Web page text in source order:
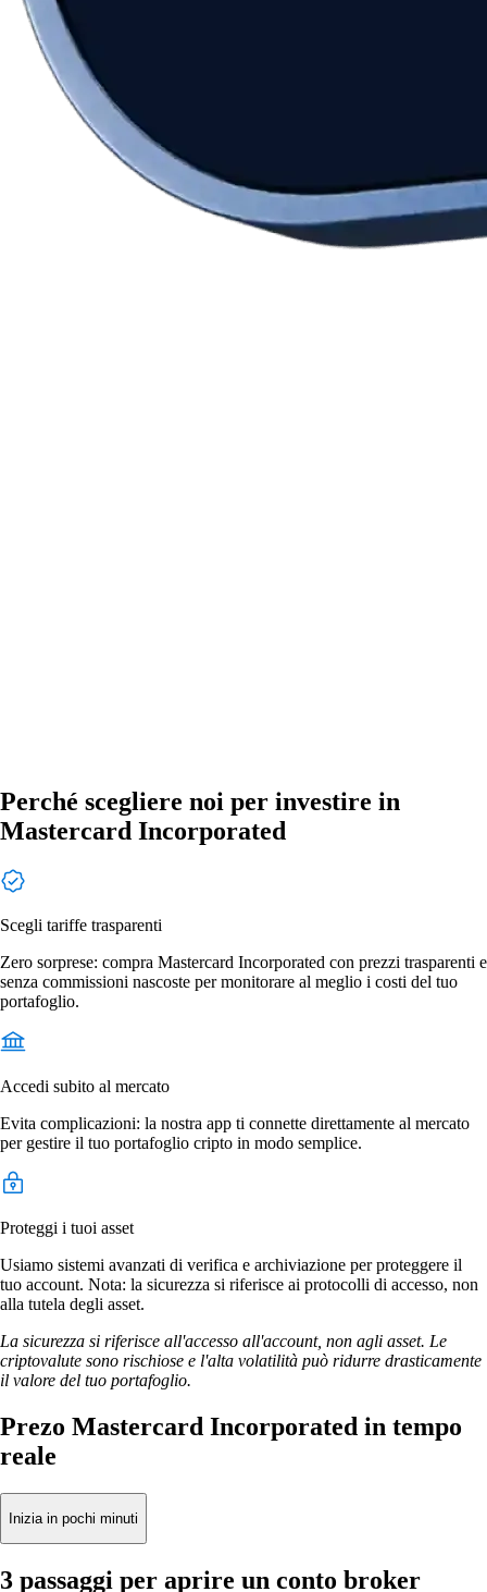
Perché scegliere noi per investire in
Mastercard Incorporated
Scegli tariffe trasparenti
Zero sorprese: compra Mastercard Incorporated con prezzi trasparenti e
senza commissioni nascoste per monitorare al meglio i costi del tuo
portafoglio.
Accedi subito al mercato
Evita complicazioni: la nostra app ti connette direttamente al mercato
per gestire il tuo portafoglio cripto in modo semplice.
Proteggi i tuoi asset
Usiamo sistemi avanzati di verifica e archiviazione per proteggere il
tuo account. Nota: la sicurezza si riferisce ai protocolli di accesso, non
alla tutela degli asset.
La sicurezza si riferisce all'accesso all'account, non agli asset. Le
criptovalute sono rischiose e l'alta volatilità può ridurre drasticamente
il valore del tuo portafoglio.
Prezo Mastercard Incorporated in tempo
reale
Inizia in pochi minuti
3 passaggi per aprire un conto broker